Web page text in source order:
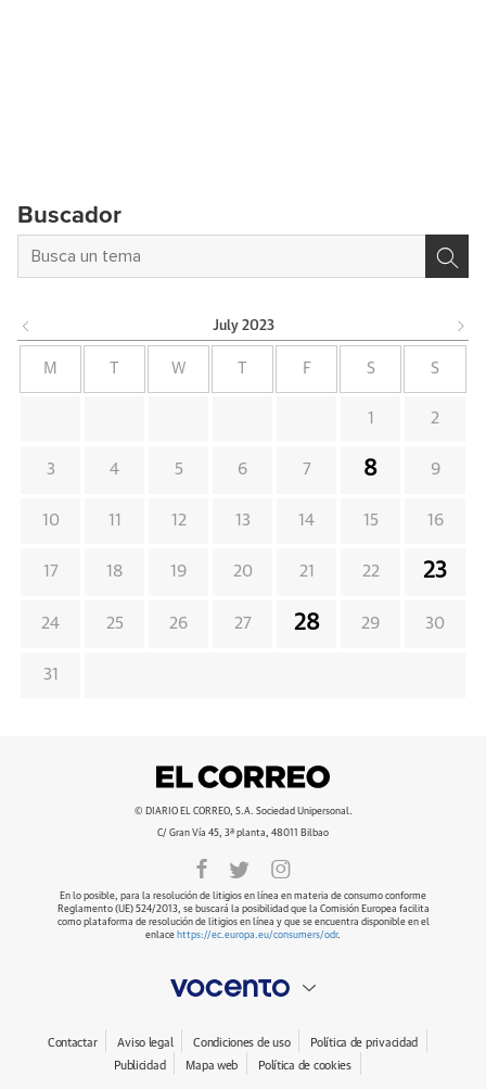
Buscador
July 2023
M W F S S
1 2
3 4 5 6 7 8 9
10 11 12 13 14 15 16
17 18 19 20 21 22 23
24 25 26 27 28 29 30
31
© DIARIO EL CORREO, S.A. Sociedad Unipersonal.
C/ Gran Vía 45, 3ª planta, 48011 Bilbao
En lo posible, para la resolución de litigios en línea en materia de consumo conforme
Reglamento (UE) 524/2013, se buscará la posibilidad que la Comisión Europea facilita
como plataforma de resolución de litigios en línea y que se encuentra disponible en el
enlace https://ec.europa.eu/consumers/odr.
Contactar Aviso legal Condiciones de uso
Política de privacidad
Publicidad
Mapa web Política de cookies